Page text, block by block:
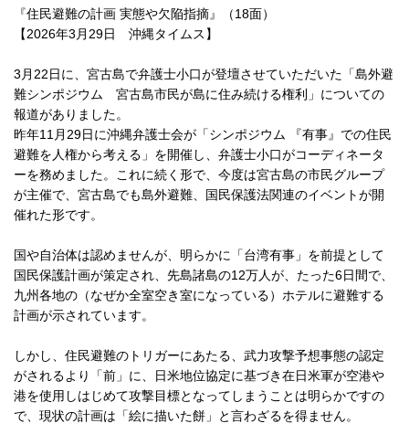
『住民避難の計画 実態や欠陥指摘』（18面）
【2026年3月29日 沖縄タイムス】
3月22日に、宮古島で弁護士小口が登壇させていただいた「島外避
難シンポジウム 宮古島市民が島に住み続ける権利」についての
報道がありました。
昨年11月29日に沖縄弁護士会が「シンポジウム 『有事』での住民
避難を人権から考える」を開催し、弁護士小口がコーディネータ
ーを務めました。これに続く形で、今度は宮古島の市民グループ
が主催で、宮古島でも島外避難、国民保護法関連のイベントが開
催れた形です。
国や自治体は認めませんが、明らかに「台湾有事」を前提として
国民保護計画が策定され、先島諸島の12万人が、たった6日間で、
九州各地の（なぜか全室空き室になっている）ホテルに避難する
計画が示されています。
しかし、住民避難のトリガーにあたる、武力攻撃予想事態の認定
がされるより「前」に、日米地位協定に基づき在日米軍が空港や
港を使用しはじめて攻撃目標となってしまうことは明らかですの
で、現状の計画は「絵に描いた餅」と言わざるを得ません。